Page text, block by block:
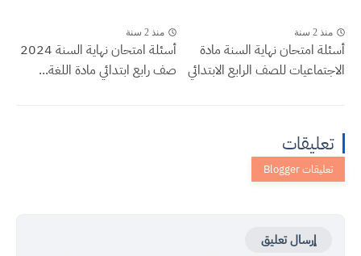
منذ 2 سنة
أسئلة امتحان نهاية السنة مادة
الاجتماعيات للصف الرابع الابتدائي
منذ 2 سنة
أسئلة امتحان نهاية السنة 2024
صف رابع ابتدائي مادة اللغة...
تعليقات
إرسال تعليق